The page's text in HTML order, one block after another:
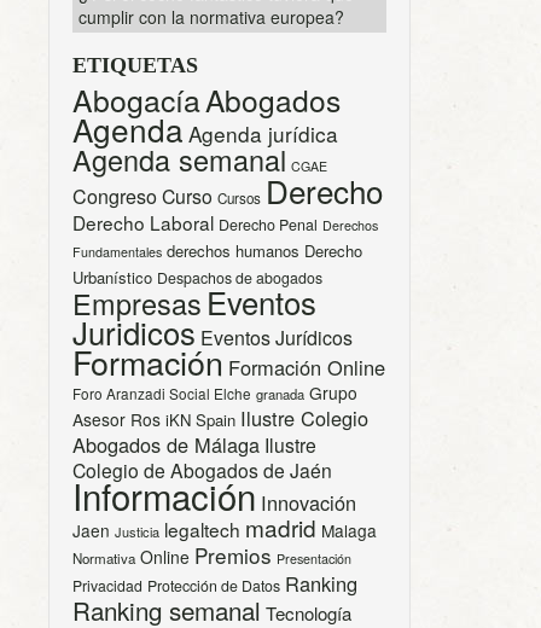
cumplir con la normativa europea?
ETIQUETAS
AbogacíaAbogados
Agenda Agenda jurídica
Agenda semanal CGAE
CongresoCurso Cursos Derecho
Derecho Laboral Derecho Penal Derechos
Fundamentales derechos humanos Derecho
Urbanístico Despachos de abogados
Empresas Eventos
Juridicos Eventos Jurídicos
Formación Formación Online
Foro Aranzadi Social Elche granada Grupo
Asesor Ros iKN Spain Ilustre Colegio
Abogados de Málaga Ilustre
Colegio de Abogados de Jaén
Información Innovación
Jaen Justicia legaltech madrid Malaga
Normativa Online Premios Presentación
Privacidad Protección de Datos Ranking
Ranking semanal Tecnología